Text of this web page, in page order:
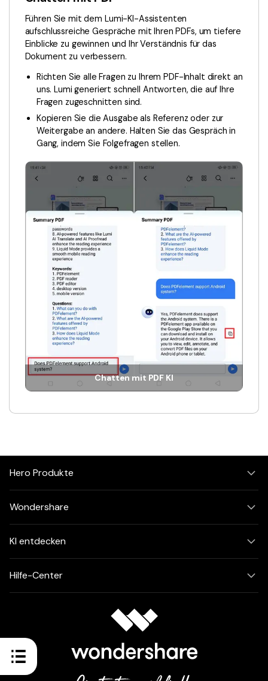
Führen Sie mit dem Lumi-KI-Assistenten
aufschlussreiche Gespräche mit Ihren PDFs, um tiefere
Einblicke zu gewinnen und Ihr Verständnis für das
Dokument zu verbessern.
Richten Sie alle Fragen zu Ihrem PDF-Inhalt direkt an
uns. Lumi generiert schnell Antworten, die auf Ihre
Fragen zugeschnitten sind.
Kopieren Sie die Ausgabe als Referenz oder zur
Weitergabe an andere. Halten Sie das Gespräch in
Gang, indem Sie Folgefragen stellen.
Chatten mit PDF KI
Hero Produkte
Wondershare
KI entdecken
Hilfe-Center